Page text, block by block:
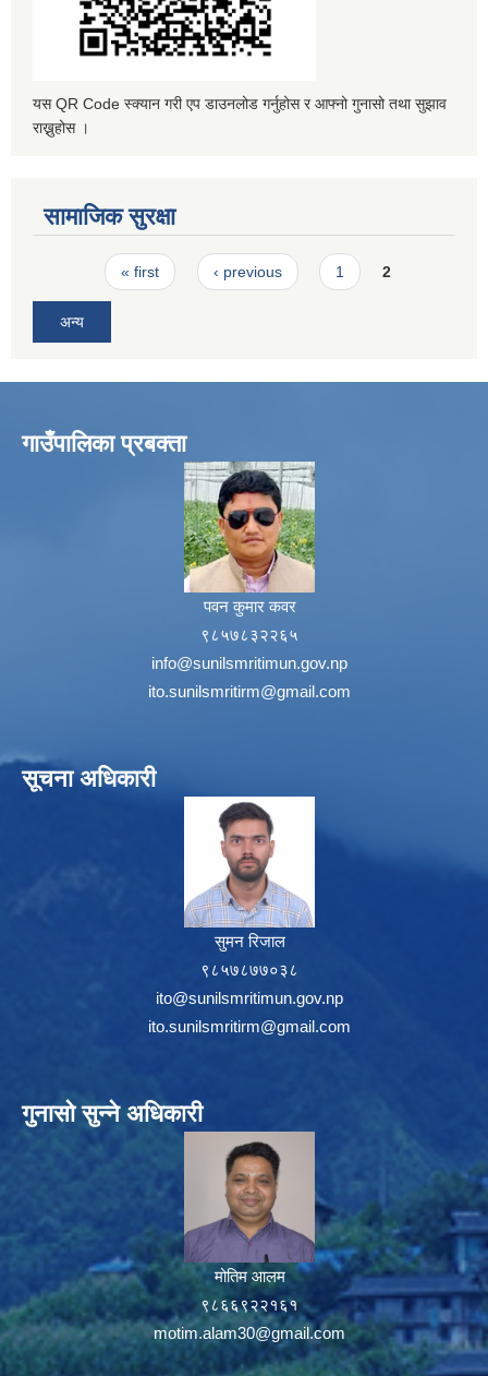
यस QR Code स्क्यान गरी एप डाउनलोड गर्नुहोस र आफ्नो गुनासो तथा सुझाव
राख्नुहोस ।
सामाजिक सुरक्षा
Pages« first ‹ previous 1 2
अन्य
गाउँपालिका प्रबक्ता
पवन कुमार कवर
९८५७८३२२६५
info@sunilsmritimun.gov.np
ito.sunilsmritirm@gmail.com
सूचना अधिकारी
सुमन रिजाल
९८५७८७७०३८
ito@sunilsmritimun.gov.np
ito.sunilsmritirm@gmail.com
गुनासो सुन्ने अधिकारी
मोतिम आलम
९८६६९२२१६१
motim.alam30@gmail.com